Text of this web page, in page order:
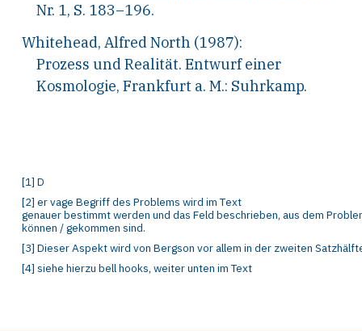
Nr. 1, S. 183–196.
Whitehead, Alfred North (1987):
Prozess und Realität. Entwurf einer
Kosmologie, Frankfurt a. M.: Suhrkamp.
[1] D
[2] er vage Begriff des Problems wird im Text
genauer bestimmt werden und das Feld beschrieben, aus dem
können / gekommen sind.
[3] Dieser Aspekt wird von Bergson vor allem in der zweiten
[4] siehe hierzu bellhooks, weiter unten im Text